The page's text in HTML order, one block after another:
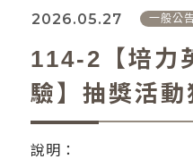
2026.05.27 一般公
114-2【培力
驗】抽獎活
說明：